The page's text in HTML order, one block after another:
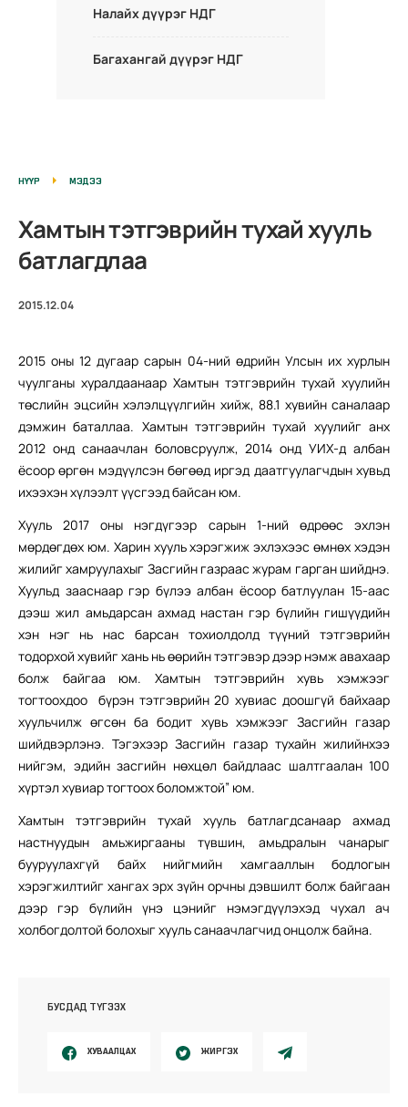
Налайх дүүрэг НДГ
Багахангай дүүрэг НДГ
НҮҮР МЭДЭЭ
Хамтын тэтгэврийн тухай хууль
батлагдлаа
2015.12.04
2015 оны 12 дугаар сарын 04-ний өдрийн Улсын их хурлын
чуулганы хуралдаанаар Хамтын тэтгэврийн тухай хуулийн
төслийн эцсийн хэлэлцүүлгийн хийж, 88.1 хувийн саналаар
дэмжин баталлаа. Хамтын тэтгэврийн тухай хуулийг анх
2012 онд санаачлан боловсруулж, 2014 онд УИХ-д албан
ёсоор өргөн мэдүүлсэн бөгөөд иргэд даатгуулагчдын хувьд
ихээхэн хүлээлт үүсгээд байсан юм.
Хууль 2017 оны нэгдүгээр сарын 1-ний өдрөөс эхлэн
мөрдөгдөх юм. Харин хууль хэрэгжиж эхлэхээс өмнөх хэдэн
жилийг хамруулахыг Засгийн газраас журам гарган шийднэ.
Хуульд зааснаар гэр бүлээ албан ёсоор батлуулан 15-аас
дээш жил амьдарсан ахмад настан гэр бүлийн гишүүдийн
хэн нэг нь нас барсан тохиолдолд түүний тэтгэврийн
тодорхой хувийг хань нь өөрийн тэтгэвэр дээр нэмж авахаар
болж байгаа юм. Хамтын тэтгэврийн хувь хэмжээг
тогтоохдоо бүрэн тэтгэврийн 20 хувиас доошгүй байхаар
хуульчилж өгсөн ба бодит хувь хэмжээг Засгийн газар
шийдвэрлэнэ. Тэгэхээр Засгийн газар тухайн жилийнхээ
нийгэм, эдийн засгийн нөхцөл байдлаас шалтгаалан 100
хүртэл хувиар тогтоох боломжтой” юм.
Хамтын тэтгэврийн тухай хууль батлагдсанаар ахмад
настнуудын амьжиргааны түвшин, амьдралын чанарыг
бууруулахгүй байх нийгмийн хамгааллын бодлогын
хэрэгжилтийг хангах эрх зүйн орчны дэвшилт болж байгаан
дээр гэр бүлийн үнэ цэнийг нэмэгдүүлэхэд чухал ач
холбогдолтой болохыг хууль санаачлагчид онцолж байна.
БУСДАД ТҮГЭЭХ
ХУВААЛЦАХ ЖИРГЭХ